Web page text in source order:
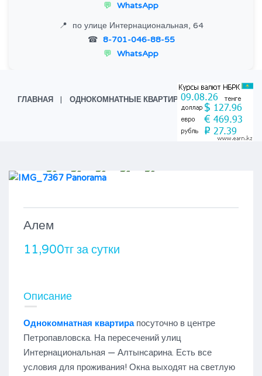
WhatsApp
по улице Интернациональная, 64
8-701-046-88-55
WhatsApp
ГЛАВНАЯ ОДНОКОМНАТНЫЕ КВАРТИРЫ АЛЕМ
Алем
11,900тг за сутки
Описание
Однокомнатная квартирапосуточно в центре
Петропавловска. На пересечений улиц
Интернациональная — Алтынсарина. Есть все
условия для проживания! Окна выходят на светлую